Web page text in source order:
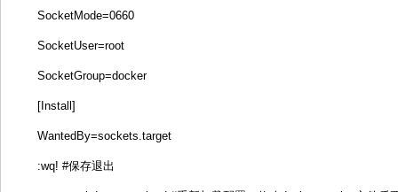
SocketMode=0660
SocketUser=root
SocketGroup=docker
[Install]
WantedBy=sockets.target
:wq! #保存退出